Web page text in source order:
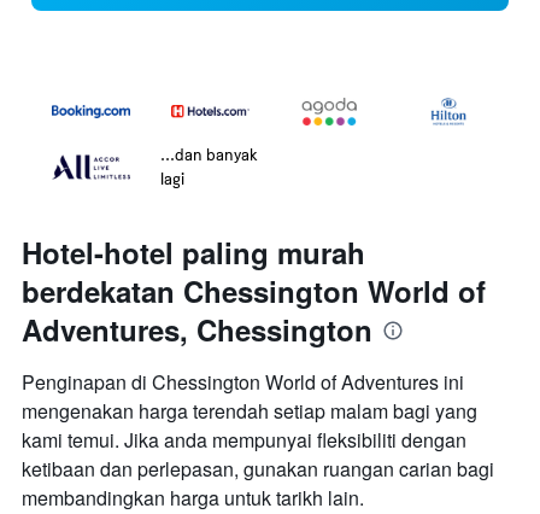
...dan banyak
lagi
Hotel-hotel paling murah
berdekatan Chessington World of
Adventures, Chessington
Penginapan di Chessington World of Adventures ini
mengenakan harga terendah setiap malam bagi yang
kami temui. Jika anda mempunyai fleksibiliti dengan
ketibaan dan perlepasan, gunakan ruangan carian bagi
membandingkan harga untuk tarikh lain.